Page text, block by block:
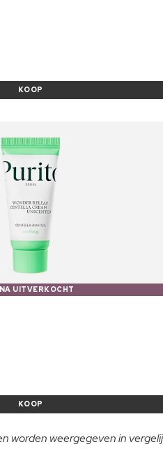
KOOP
UITVERKOCHT
KOOP
worden weergegeven in